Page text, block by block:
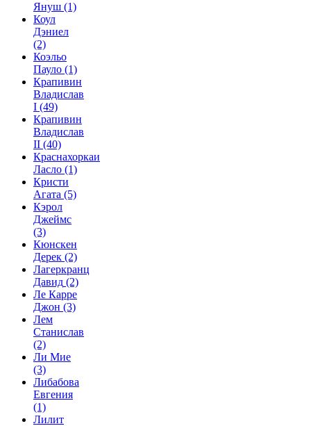
Януш (1)
Коул
Дэниел
(2)
Коэльо
Пауло (1)
Крапивин
Владислав
I (49)
Крапивин
Владислав
II (40)
Краснахоркаи
Ласло (1)
Кристи
Агата (5)
Кэрол
Джеймс
(3)
Кюнскен
Дерек (2)
Лагеркранц
Давид (2)
Ле Карре
Джон (3)
Лем
Станислав
(2)
Ли Мие
(3)
Либабова
Евгения
(1)
Лилит